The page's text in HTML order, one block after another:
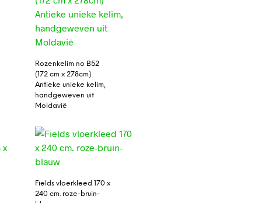
Rozenkelim no B52
(172 cm x 278cm)
Antieke unieke kelim,
handgeweven uit
Moldavië
Fields vloerkleed 170 x
240 cm. roze-bruin-